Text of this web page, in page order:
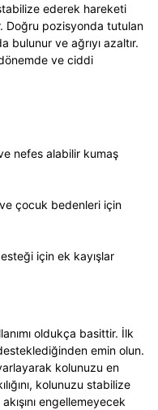
ederek hareketi
Doğru pozisyonda tutulan
bulunur ve ağrıyı azaltır.
ve ciddi
nefes alabilir kumaş
çocuk bedenleri için
için ek kayışlar
oldukça basittir. İlk
emin olun.
kolunuzu en
kolunuzu stabilize
engellemeyecek